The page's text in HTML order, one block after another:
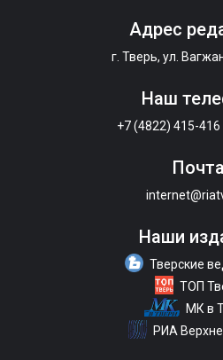
Адрес
г. Тверь, ул.
Наш
+7 (4822) 415-
Почта
Наши
Тверские
ТОП
МК в
РИА